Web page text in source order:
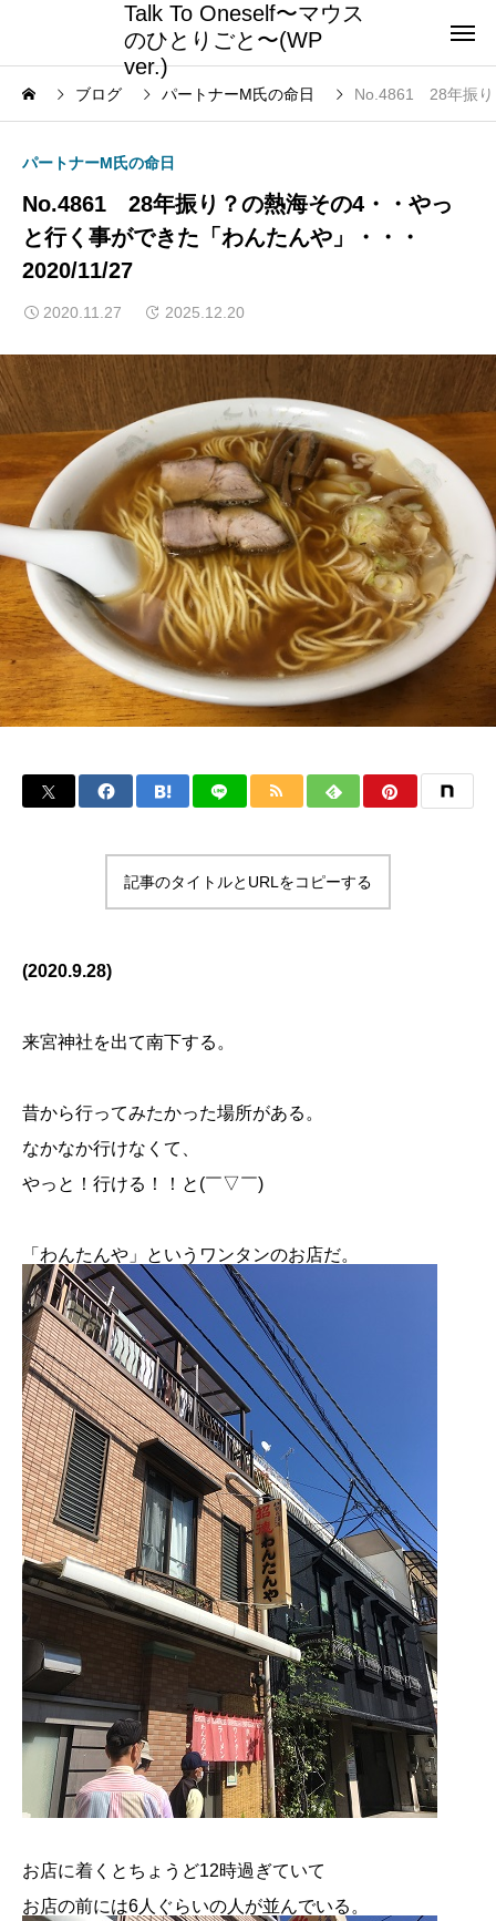
Talk To Oneself〜マウス
のひとりごと〜(WP
ver.)
ブログ パートナーM氏の命日 No.4861 28年振り
パートナーM氏の命日
No.4861 28年振り？の熱海その4・・やっ
と行く事ができた「わんたんや」・・・
2020/11/27
2020.11.27 2025.12.20
記事のタイトルとURLをコピーする
(2020.9.28)
来宮神社を出て南下する。
昔から行ってみたかった場所がある。
なかなか行けなくて、
やっと！行ける！！と(￣▽￣)
「わんたんや」というワンタンのお店だ。
お店に着くとちょうど12時過ぎていて
お店の前には6人ぐらいの人が並んでいる。